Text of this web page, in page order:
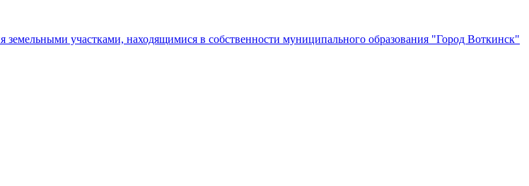
земельными участками, находящимися в собственности муниципального образования "Город Воткинск"